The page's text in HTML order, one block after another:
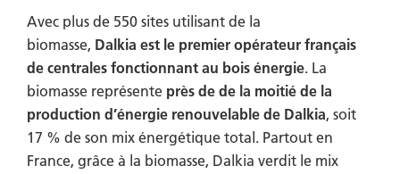
Avec plus de 550 sites utilisant de la
biomasse, Dalkia est le premier opérateur français
de centrales fonctionnant au bois énergie. La
biomasse représente près de de la moitié de la
production d’énergie renouvelable de Dalkia, soit
17 % de son mix énergétique total. Partout en
France, grâce à la biomasse, Dalkia verdit le mix